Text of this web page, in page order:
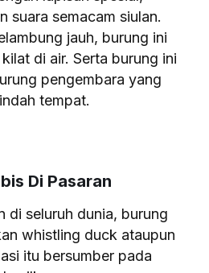
suara semacam siulan.
jauh, burung ini
di air. Serta burung ini
pengembara yang
tempat.
Di Pasaran
di seluruh dunia, burung
whistling duck ataupun
itu bersumber pada